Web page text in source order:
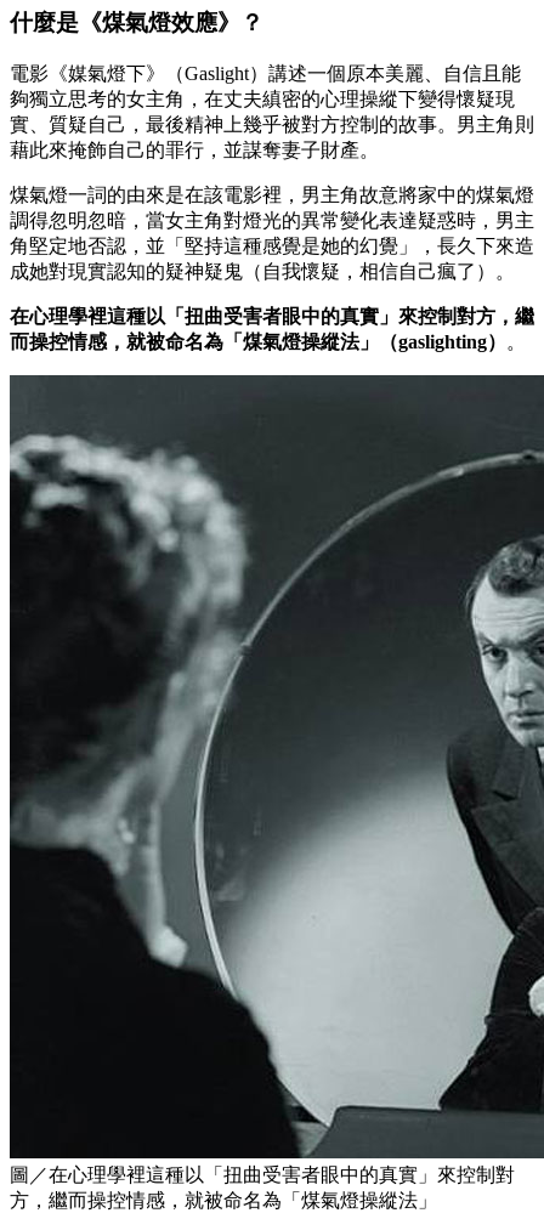
什麼是《煤氣燈效應》？
電影《媒氣燈下》（Gaslight）講述一個原本美麗、自信且能
夠獨立思考的女主角，在丈夫縝密的心理操縱下變得懷疑現
實、質疑自己，最後精神上幾乎被對方控制的故事。男主角則
藉此來掩飾自己的罪行，並謀奪妻子財產。
煤氣燈一詞的由來是在該電影裡，男主角故意將家中的煤氣燈
調得忽明忽暗，當女主角對燈光的異常變化表達疑惑時，男主
角堅定地否認，並「堅持這種感覺是她的幻覺」，長久下來造
成她對現實認知的疑神疑鬼（自我懷疑，相信自己瘋了）。
在心理學裡這種以「扭曲受害者眼中的真實」來控制對方，繼
而操控情感，就被命名為「煤氣燈操縱法」（gaslighting）
。
圖／在心理學裡這種以「扭曲受害者眼中的真實」來控制對
方，繼而操控情感，就被命名為「煤氣燈操縱法」